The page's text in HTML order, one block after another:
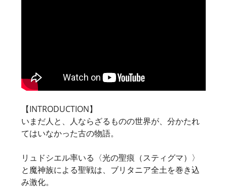
【INTRODUCTION】
いまだ人と、人ならざるものの世界が、分かたれ
てはいなかった古の物語。
リュドシエル率いる〈光の聖痕（スティグマ）〉
と魔神族による聖戦は、ブリタニア全土を巻き込
み激化。